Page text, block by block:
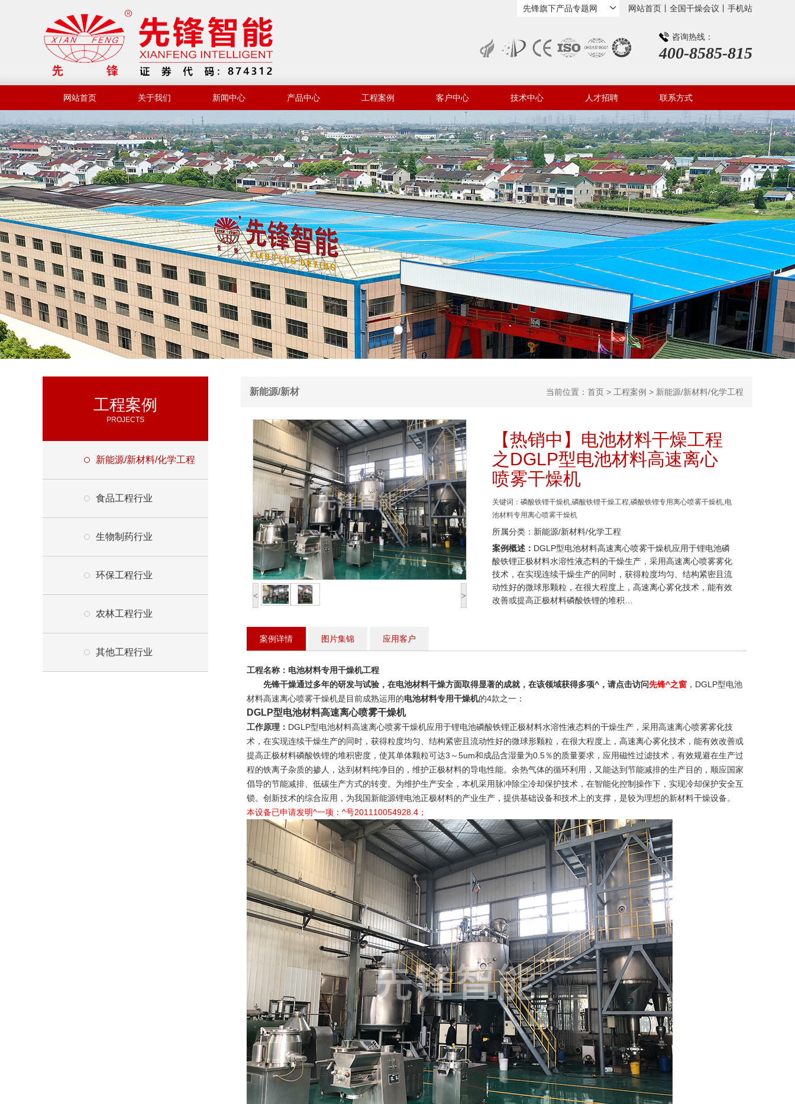
网站首页 全国干燥会议 手机站
先锋旗下产品专题网
咨询热线：
400-8585-815
网站首页 关于我们 新闻中心 产品中心 工程案例 客户中心 技术中心 人才招聘 联系方式
工程案例
PROJECTS
新能源/新材料/化学工程
食品工程行业
生物制药行业
环保工程行业
农林工程行业
其他工程行业
新能源/新材
当前位置： 首页 > 工程案例 > 新能源/新材料/化学工程
< >
【热销中】电池材料干燥工程
之DGLP型电池材料高速离心
喷雾干燥机
关键词：磷酸铁锂干燥机,磷酸铁锂干燥工程,磷酸铁锂专用离心喷雾干燥机,电
池材料专用离心喷雾干燥机
所属分类： 新能源/新材料/化学工程
案例概述： DGLP型电池材料高速离心喷雾干燥机应用于锂电池磷
酸铁锂正极材料水溶性液态料的干燥生产，采用高速离心喷雾雾化
技术，在实现连续干燥生产的同时，获得粒度均匀、结构紧密且流
动性好的微球形颗粒，在很大程度上，高速离心雾化技术，能有效
改善或提高正极材料磷酸铁锂的堆积…
案例详情 图片集锦 应用客户
工程名称： 电池材料专用干燥机工程
先锋干燥通过多年的研发与试验，在电池材料干燥方面取得显著的成就，在该领域获得多项^，请点击访问先锋^之窗 ，DGLP型电池
材料高速离心喷雾干燥机是目前成熟运用的电池材料专用干燥机的4款之一：
DGLP型电池材料高速离心喷雾干燥机
工作原理： DGLP型电池材料高速离心喷雾干燥机应用于锂电池磷酸铁锂正极材料水溶性液态料的干燥生产，采用高速离心喷雾雾化技
术，在实现连续干燥生产的同时，获得粒度均匀、结构紧密且流动性好的微球形颗粒，在很大程度上，高速离心雾化技术，能有效改善或
提高正极材料磷酸铁锂的堆积密度，使其单体颗粒可达3～5um和成品含湿量为0.5％的质量要求，应用磁性过滤技术，有效规避在生产过
程的铁离子杂质的掺人，达到材料纯净目的，维护正极材料的导电性能。余热气体的循环利用，又能达到节能减排的生产目的，顺应国家
倡导的节能减排、低碳生产方式的转变。为维护生产安全，本机采用脉冲除尘冷却保护技术，在智能化控制操作下，实现冷却保护安全互
锁。创新技术的综合应用，为我国新能源锂电池正极材料的产业生产，提供基础设备和技术上的支撑，是较为理想的新材料干燥设备。
本设备已申请发明^一项：^号201110054928.4；